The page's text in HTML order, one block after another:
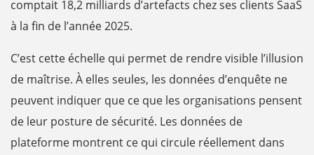
comptait 18,2 milliards d’artefacts chez ses clients SaaS
à la fin de l’année 2025.
C’est cette échelle qui permet de rendre visible l’illusion
de maîtrise. À elles seules, les données d’enquête ne
peuvent indiquer que ce que les organisations pensent
de leur posture de sécurité. Les données de
plateforme montrent ce qui circule réellement dans